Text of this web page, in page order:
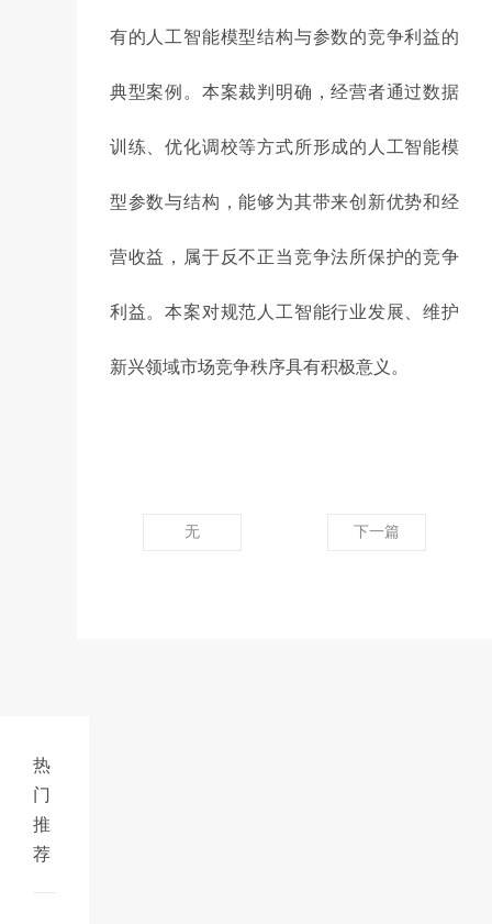
有的人工智能模型结构与参数的竞争利益的
典型案例。本案裁判明确，经营者通过数据
训练、优化调校等方式所形成的人工智能模
型参数与结构，能够为其带来创新优势和经
营收益，属于反不正当竞争法所保护的竞争
利益。本案对规范人工智能行业发展、维护
新兴领域市场竞争秩序具有积极意义。
无 下一篇
热
门
推
荐